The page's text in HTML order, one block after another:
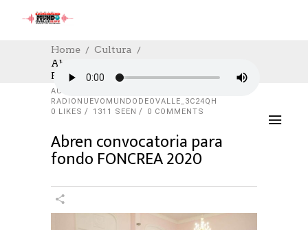
Home
Cultura
Abren Convocatoria Para Fondo
FONCREA 2020
CULTURA
25/03/2020
AUTHOR:
RADIONUEVOMUNDODEOVALLE_3C24QH
0 LIKES 1311 SEEN 0 COMMENTS
Abren convocatoria para
fondo FONCREA 2020